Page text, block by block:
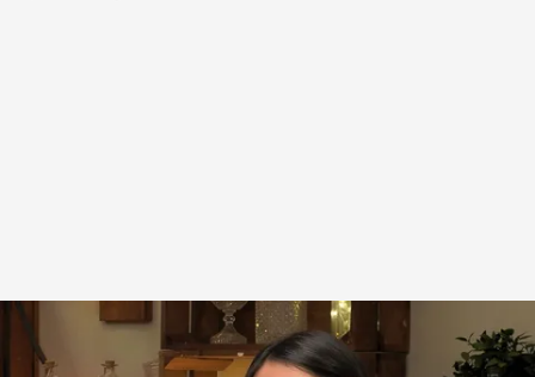
Éric se queda abrumado ante al intensidad de Elisa cuatro.com